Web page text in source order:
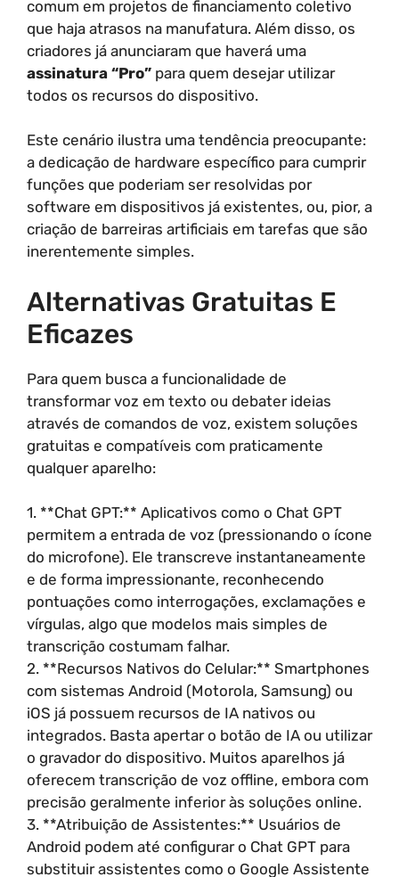
comum em projetos de financiamento coletivo
que haja atrasos na manufatura. Além disso, os
criadores já anunciaram que haverá uma
assinatura “Pro” para quem desejar utilizar
todos os recursos do dispositivo.
Este cenário ilustra uma tendência preocupante:
a dedicação de hardware específico para cumprir
funções que poderiam ser resolvidas por
software em dispositivos já existentes, ou, pior, a
criação de barreiras artificiais em tarefas que são
inerentemente simples.
Alternativas Gratuitas E
Eficazes
Para quem busca a funcionalidade de
transformar voz em texto ou debater ideias
através de comandos de voz, existem soluções
gratuitas e compatíveis com praticamente
qualquer aparelho:
1. **Chat GPT:** Aplicativos como o Chat GPT
permitem a entrada de voz (pressionando o ícone
do microfone). Ele transcreve instantaneamente
e de forma impressionante, reconhecendo
pontuações como interrogações, exclamações e
vírgulas, algo que modelos mais simples de
transcrição costumam falhar.
2. **Recursos Nativos do Celular:** Smartphones
com sistemas Android (Motorola, Samsung) ou
iOS já possuem recursos de IA nativos ou
integrados. Basta apertar o botão de IA ou utilizar
o gravador do dispositivo. Muitos aparelhos já
oferecem transcrição de voz offline, embora com
precisão geralmente inferior às soluções online.
3. **Atribuição de Assistentes:** Usuários de
Android podem até configurar o Chat GPT para
substituir assistentes como o Google Assistente